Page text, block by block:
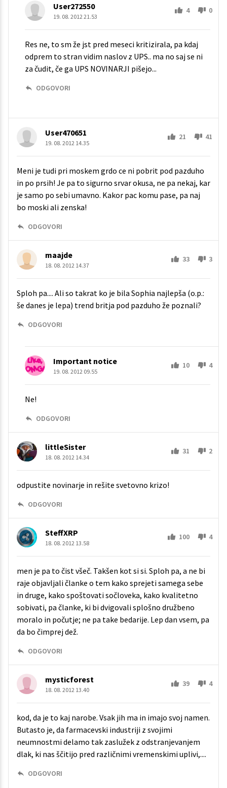
User272550
19. 08. 2012 21.53
4 0
Res ne, to sm že jst pred meseci kritizirala, pa kdaj
odprem to stran vidim naslov z UPS.. ma no saj se ni
za čudit, če ga UPS NOVINARJI pišejo...
ODGOVORI
User470651
19. 08. 2012 14.35
21 41
Meni je tudi pri moskem grdo ce ni pobrit pod pazduho
in po prsih! Je pa to sigurno srvar okusa, ne pa nekaj, kar
je samo po sebi umavno. Kakor pac komu pase, pa naj
bo moski ali zenska!
ODGOVORI
maajde
18. 08. 2012 14.37
33 3
Sploh pa.... Ali so takrat ko je bila Sophia najlepša (o.p.:
še danes je lepa) trend britja pod pazduho že poznali?
ODGOVORI
Important notice
19. 08. 2012 09.55
10 4
Ne!
ODGOVORI
littleSister
18. 08. 2012 14.34
31 2
odpustite novinarje in rešite svetovno krizo!
ODGOVORI
SteffXRP
18. 08. 2012 13.58
100 4
men je pa to čist všeč. Takšen kot si si. Sploh pa, a ne bi
raje objavljali članke o tem kako sprejeti samega sebe
in druge, kako spoštovati sočloveka, kako kvalitetno
sobivati, pa članke, ki bi dvigovali splošno družbeno
moralo in počutje; ne pa take bedarije. Lep dan vsem, pa
da bo čimprej dež.
ODGOVORI
mysticforest
18. 08. 2012 13.40
39 4
kod, da je to kaj narobe. Vsak jih ma in imajo svoj namen.
Butasto je, da farmacevski industriji z svojimi
neumnostmi delamo tak zaslužek z odstranjevanjem
dlak, ki nas ščitijo pred različnimi vremenskimi uplivi,....
ODGOVORI